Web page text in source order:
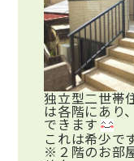
独立型二世帯
は各階にあり
できます
これは希少で
※２階のお部